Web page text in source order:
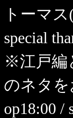
トーマ
special
※江戸編
のネタ
op18:00 /